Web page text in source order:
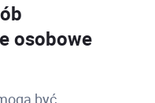
osobowe